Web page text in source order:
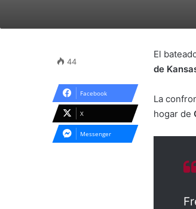
El
de
La
hogar de
44
Facebook
X
Messenger